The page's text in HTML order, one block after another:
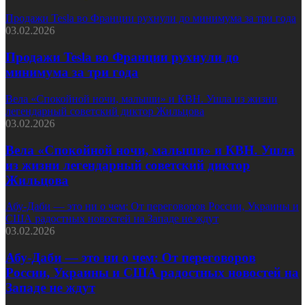
Продажи Tesla во Франции рухнули до минимума за три года
03.02.2026
Продажи Tesla во Франции рухнули до
минимума за три года
Вела «Спокойной ночи, малыши» и КВН. Ушла из жизни
легендарный советский диктор Жильцова
03.02.2026
Вела «Спокойной ночи, малыши» и КВН. Ушла
из жизни легендарный советский диктор
Жильцова
Абу-Даби — это ни о чем: От переговоров России, Украины и
США радостных новостей на Западе не ждут
03.02.2026
Абу-Даби — это ни о чем: От переговоров
России, Украины и США радостных новостей на
Западе не ждут